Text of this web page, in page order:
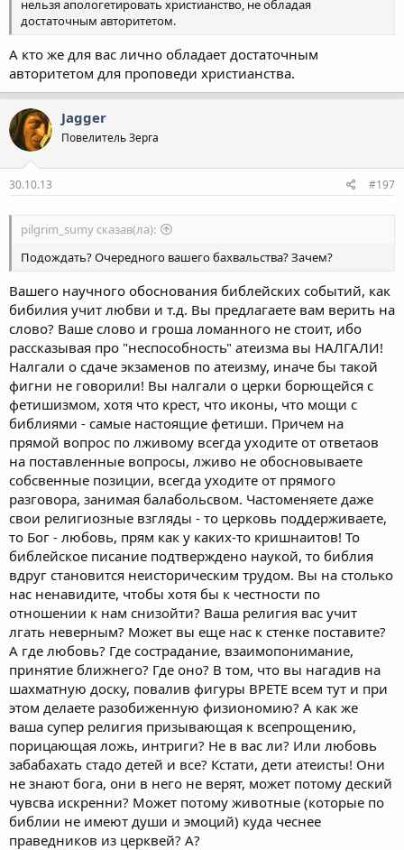
нельзя апологетировать христианство, не обладая
достаточным авторитетом.
А кто же для вас лично обладает достаточным
авторитетом для проповеди христианства.
Jagger
Повелитель Зерга
30.10.13 #197
pilgrim_sumy сказав(ла):
Подождать? Очередного вашего бахвальства? Зачем?
Вашего научного обоснования библейских событий, как
бибилия учит любви и т.д. Вы предлагаете вам верить на
слово? Ваше слово и гроша ломанного не стоит, ибо
рассказывая про "неспособность" атеизма вы НАЛГАЛИ!
Налгали о сдаче экзаменов по атеизму, иначе бы такой
фигни не говорили! Вы налгали о церки борющейся с
фетишизмом, хотя что крест, что иконы, что мощи с
библиями - самые настоящие фетиши. Причем на
прямой вопрос по лживому всегда уходите от ответаов
на поставленные вопросы, лживо не обосновываете
собсвенные позиции, всегда уходите от прямого
разговора, занимая балабольсвом. Частоменяете даже
свои религиозные взгляды - то церковь поддерживаете,
то Бог - любовь, прям как у каких-то кришнаитов! То
библейское писание подтверждено наукой, то библия
вдруг становится неисторическим трудом. Вы на столько
нас ненавидите, чтобы хотя бы к честности по
отношении к нам снизойти? Ваша религия вас учит
лгать неверным? Может вы еще нас к стенке поставите?
А где любовь? Где сострадание, взаимопонимание,
принятие ближнего? Где оно? В том, что вы нагадив на
шахматную доску, повалив фигуры ВРЕТЕ всем тут и при
этом делаете разобиженную физиономию? А как же
ваша супер религия призывающая к всепрощению,
порицающая ложь, интриги? Не в вас ли? Или любовь
забабахать стадо детей и все? Кстати, дети атеисты! Они
не знают бога, они в него не верят, может потому деский
чувсва искренни? Может потому животные (которые по
библии не имеют души и эмоций) куда чеснее
праведников из церквей? А?